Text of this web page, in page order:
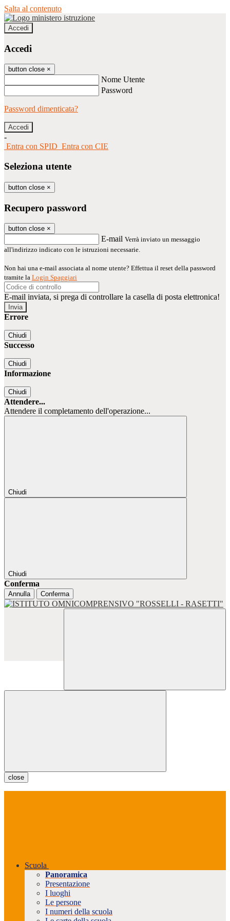
Salta al contenuto
Accedi
Accedi
button close ×
Nome Utente
Password
Password dimenticata?
-
Entra con SPID Entra con CIE
Seleziona utente
button close ×
Recupero password
button close ×
E-mail Verrà inviato un messaggio
all'indirizzo indicato con le istruzioni necessarie.
Non hai una e-mail associata al nome utente? Effettua il reset della password
tramite la Login Spaggiari
E-mail inviata, si prega di controllare la casella di posta elettronica!
Errore
Chiudi
Successo
Chiudi
Informazione
Chiudi
Attendere...
Attendere il completamento dell'operazione...
Chiudi
Chiudi
Conferma
Annulla Conferma
close
Scuola
Panoramica
Presentazione
I luoghi
Le persone
I numeri della scuola